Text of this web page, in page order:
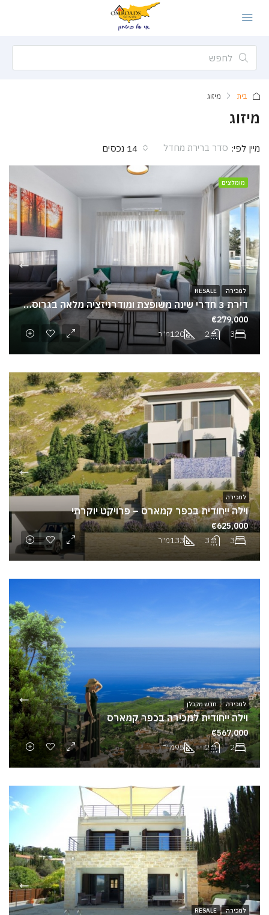
בית מיזוג
מיזוג
14 נכסים מיין לפי: סדר ברירת מחדל
דירת 3 חדרי שינה משופצת ומודרניזציה מלאה בגרוסקיפו | חניה
3
2
120מ"ר
€279,000
למכירה RESALE
מומלצים
וילה ייחודית בכפר קמארס – פרויקט יוקרתי
3
3
133מ"ר
€625,000
למכירה
וילה ייחודית למכירה בכפר קמארס
2
2
95מ"ר
€567,000
למכירה חדש מקבלן
למכירה RESALE